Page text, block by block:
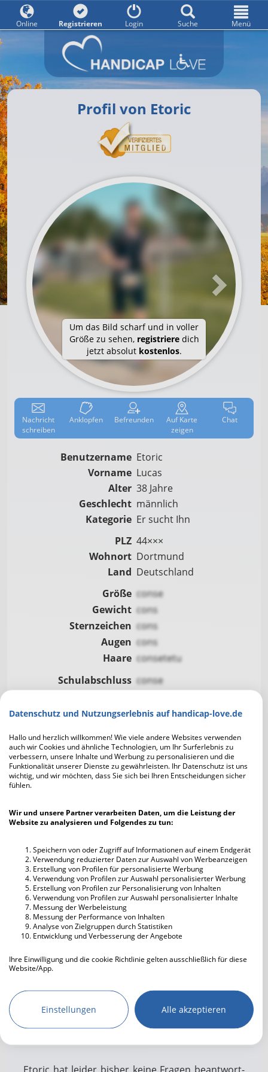
Datenschutz und Nutzungserlebnis auf handicap-love.de
Hallo und herzlich willkommen! Wie viele andere Websites verwenden
auch wir Cookies und ähnliche Technologien, um Ihr Surferlebnis zu
verbessern, unsere Inhalte und Werbung zu personalisieren und die
Funktionalität unserer Dienste zu gewährleisten. Ihr Datenschutz ist uns
wichtig, und wir möchten, dass Sie sich bei Ihren Entscheidungen sicher
fühlen.
Wir und unsere Partner verarbeiten Daten, um die Leistung der
Website zu analysieren und Folgendes zu tun:
Speichern von oder Zugriff auf Informationen auf einem Endgerät
Verwendung reduzierter Daten zur Auswahl von Werbeanzeigen
Erstellung von Profilen für personalisierte Werbung
Verwendung von Profilen zur Auswahl personalisierter Werbung
Erstellung von Profilen zur Personalisierung von Inhalten
Verwendung von Profilen zur Auswahl personalisierter Inhalte
Messung der Werbeleistung
Messung der Performance von Inhalten
Analyse von Zielgruppen durch Statistiken
Entwicklung und Verbesserung der Angebote
Ihre Einwilligung und die cookie Richtlinie gelten ausschließlich für diese
Website/App.
Wir nutzen Ihre Daten für folgende Zwecke:
IAB-Verarbeitungszwecke:
Speichern von oder Zugriff auf
Informationen auf einem Endgerät
Verwendung reduzierter Daten zur Auswahl
Einstellungen Alle akzeptieren
Profil von Etoric
Um das Bild scharf und in voller
Größe zu sehen, registrieredich
jetzt absolut kostenlos.
Nachricht
schreiben
Anklop­fen Befreun­den AufKarte
zeigen
Chat
Benutzername Etoric
Vorname Lucas
Alter 38 Jahre
Geschlecht männlich
Kategorie Er sucht Ihn
PLZ 44×××
Wohnort Dortmund
Land Deutschland
Größe conse
Gewicht cons
Sternzeichen cons
Augen cons
Haare consetetu
Schulabschluss conse
Kinder co
Raucher co
Alkohol co
Ausgehen
Computer
Kunst
Essen gehen
Literatur
Entspannen
Musik hören
Freunde treffen
Handwerken
Sport treiben
Kino
Theater
Musikrichtung Techno
Disco
Freestyle
Online Registrieren Login Suche Menü